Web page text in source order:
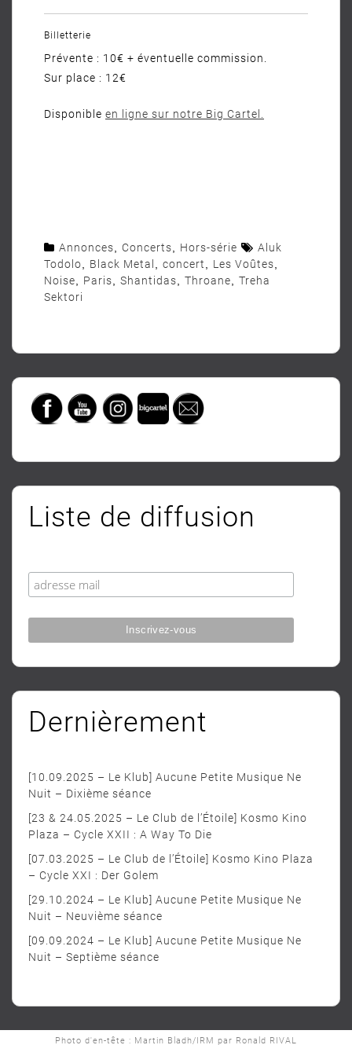
Billetterie
Prévente : 10€ + éventuelle commission.
Sur place : 12€
Disponible en ligne sur notre Big Cartel.
Annonces Concerts Hors-série
Aluk
Todolo
Black Metal concert Les Voûtes
Noise
Paris Shantidas Throane
Treha
Sektori
Liste de diffusion
Dernièrement
[10.09.2025 – Le Klub] Aucune Petite Musique Ne
Nuit – Dixième séance
[23 & 24.05.2025 – Le Club de l’Étoile] Kosmo Kino
Plaza – Cycle XXII : A Way To Die
[07.03.2025 – Le Club de l’Étoile] Kosmo Kino Plaza
– Cycle XXI : Der Golem
[29.10.2024 – Le Klub] Aucune Petite Musique Ne
Nuit – Neuvième séance
[09.09.2024 – Le Klub] Aucune Petite Musique Ne
Nuit – Septième séance
Photo d'en-tête : Martin Bladh/IRM par Ronald RIVAL